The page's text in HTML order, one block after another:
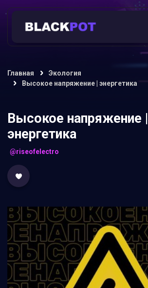
Главная
Экология
Высокое напряжение | энергетика
Высокое напряжение |
энергетика
@riseofelectro